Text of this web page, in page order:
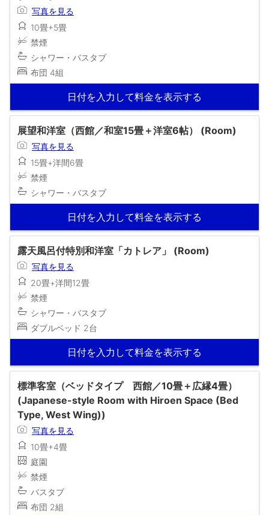
写真を見る
10畳+5畳
禁煙
シャワー・バスタブ
布団 4組
日付を入力して料金を表示する
展望和洋室（西館／和室15畳＋洋室6帖） (Room)
写真を見る
15畳+洋間6畳
禁煙
シャワー・バスタブ
日付を入力して料金を表示する
露天風呂付特別和洋室「カトレア」 (Room)
写真を見る
20畳+洋間12畳
禁煙
シャワー・バスタブ
ダブルベッド 2台
日付を入力して料金を表示する
標準客室（ベッドタイプ 西館／10畳＋広縁4畳）
(Japanese-style Room with Hiroen Space (Bed
Type, West Wing))
写真を見る
10畳+4畳
庭園
禁煙
バスタブ
布団 2組